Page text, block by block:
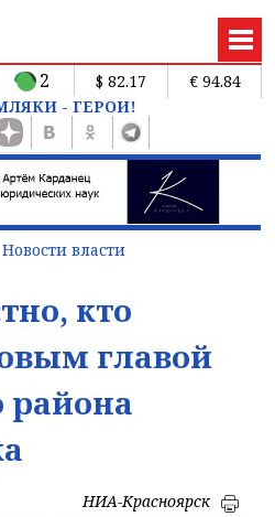
2 $ 82.17
€ 94.84
- ГЕРОИ!
Новости власти
кто
главой
района
НИА-Красноярск